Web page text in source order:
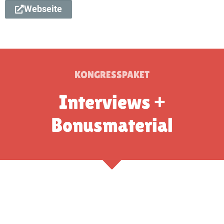
Webseite
KONGRESSPAKET
Interviews +
Bonusmaterial